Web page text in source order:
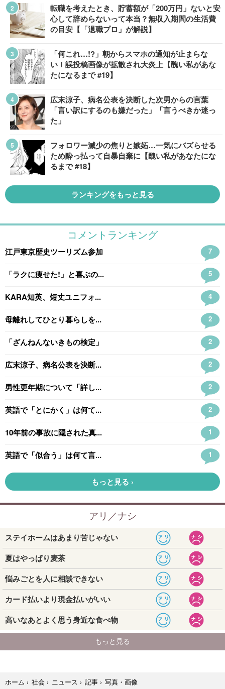
転職を考えたとき、貯蓄額が「200万円」ないと安
心して辞めらないって本当？無収入期間の生活費
の目安【「退職プロ」が解説】
「何これ…!?」朝からスマホの通知が止まらな
い！誤投稿画像が拡散され大炎上【醜い私があな
たになるまで #19】
広末涼子、病名公表を決断した次男からの言葉
「言い訳にするのも嫌だった」「言うべきか迷っ
た」
フォロワー減少の焦りと嫉妬…一気にバズらせる
ため酔っ払って自暴自棄に【醜い私があなたにな
るまで #18】
ランキングをもっと見る
ホーム › 社会 › ニュース › 記事 › 写真・画像